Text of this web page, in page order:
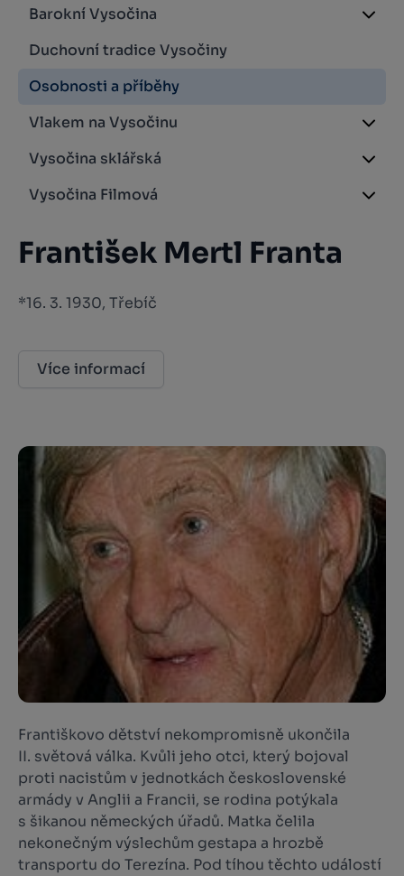
Barokní Vysočina
Duchovní tradice Vysočiny
Osobnosti a příběhy
Vlakem na Vysočinu
Vysočina sklářská
Vysočina Filmová
František Mertl Franta
*16. 3. 1930, Třebíč
Více informací
Františkovo dětství nekompromisně ukončila
II. světová válka. Kvůli jeho otci, který bojoval
proti nacistům v jednotkách československé
armády v Anglii a Francii, se rodina potýkala
s šikanou německých úřadů. Matka čelila
nekonečným výslechům gestapa a hrozbě
transportu do Terezína. Pod tíhou těchto událostí